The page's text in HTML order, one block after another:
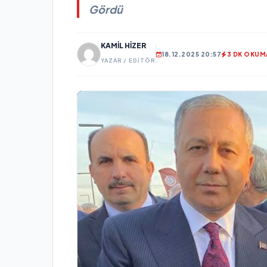
Gördü
KAMIL HIZER
YAZAR / EDITÖR
18.12.2025 20:57 3 DK